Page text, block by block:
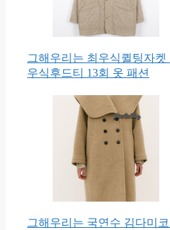
그해우리는 최우식퀼팅자켓
우식후드티 13회 옷 패션
그해우리는 국연수 김다미